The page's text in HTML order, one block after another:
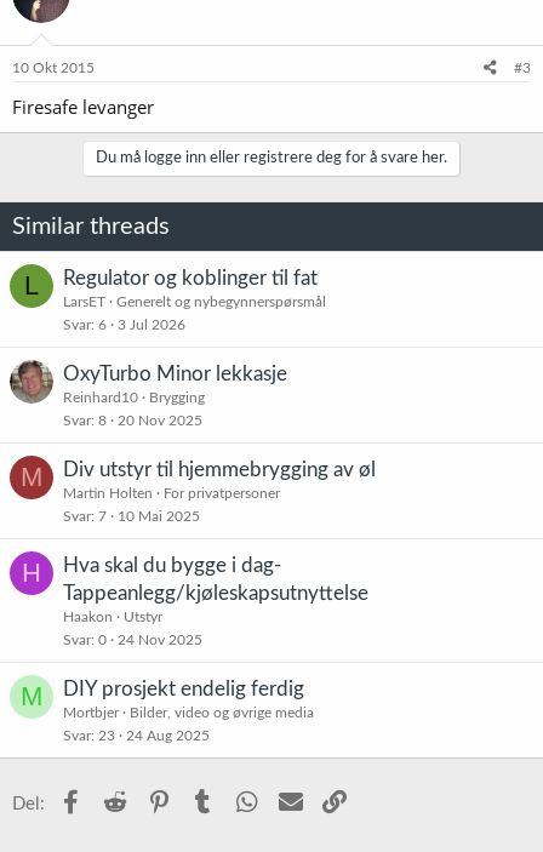
10 Okt 2015 #3
Firesafe levanger
Du må logge inn eller registrere deg for å svare her.
Similar threads
L Regulator og koblinger til fat
LarsET
Generelt og nybegynnerspørsmål
Svar 6 3 Jul 2026
OxyTurbo Minor lekkasje
Reinhard10
Brygging
Svar 8 20 Nov 2025
M Div utstyr til hjemmebrygging av øl
Martin Holten
For privatpersoner
Svar 7 10 Mai 2025
H
Hva skal du bygge i dag-
Tappeanlegg/kjøleskapsutnyttelse
Haakon
Utstyr
Svar 0 24 Nov 2025
M DIY prosjekt endelig ferdig
Mortbjer
Bilder, video og øvrige media
Svar 23 24 Aug 2025
Del: Facebook
Reddit PinterestTumblr WhatsApp
E-post